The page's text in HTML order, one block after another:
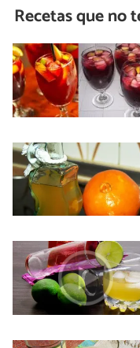
Recetas que no